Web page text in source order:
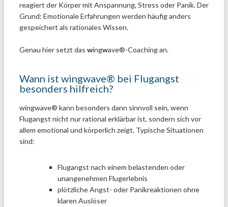
reagiert der Körper mit Anspannung, Stress oder Panik. Der
Grund: Emotionale Erfahrungen werden häufig anders
gespeichert als rationales Wissen.
Genau hier setzt das wingwave®-Coaching an.
Wann ist wingwave® bei Flugangst
besonders hilfreich?
wingwave® kann besonders dann sinnvoll sein, wenn
Flugangst nicht nur rational erklärbar ist, sondern sich vor
allem emotional und körperlich zeigt. Typische Situationen
sind:
Flugangst nach einem belastenden oder
unangenehmen Flugerlebnis
plötzliche Angst- oder Panikreaktionen ohne
klaren Auslöser